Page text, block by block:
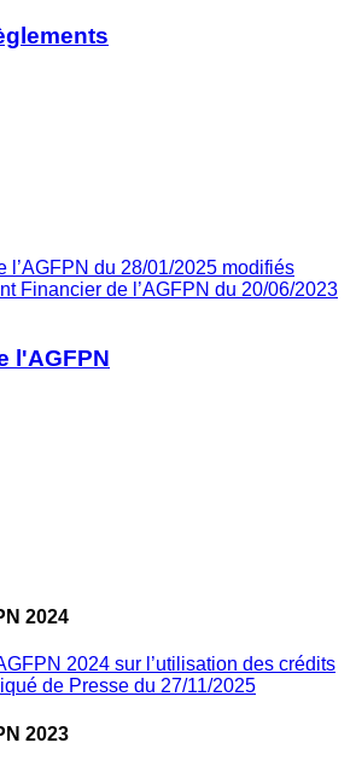
l’AGFPN du 28/01/2025 modifiés
Financier de l’AGFPN du 20/06/2023
l'AGFPN
2024
2024 sur l’utilisation des crédits
de Presse du 27/11/2025
2023